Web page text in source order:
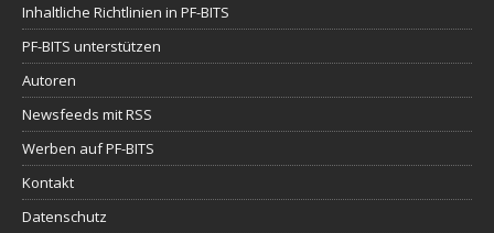
Inhaltliche Richtlinien in PF-BITS
PF-BITS unterstützen
Autoren
Newsfeeds mit RSS
Werben auf PF-BITS
Kontakt
Datenschutz